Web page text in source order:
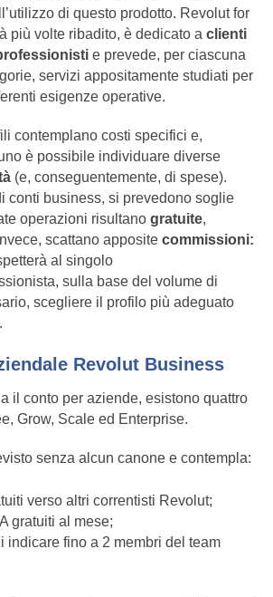
di questo prodotto. Revolut for
più volte ribadito, è dedicato a clienti
e prevede, per ciascuna
servizi appositamente studiati per
esigenze operative.
contemplano costi specifici e,
è possibile individuare diverse
(e, conseguentemente, di spese).
conti business, si prevedono soglie
operazioni risultano gratuite,
scattano apposite commissioni:
al singolo
sulla base del volume di
scegliere il profilo più adeguato
Revolut Business
il conto per aziende, esistono quattro
Grow, Scale ed Enterprise.
senza alcun canone e contempla:
verso altri correntisti Revolut;
gratuiti al mese;
indicare fino a 2 membri del team